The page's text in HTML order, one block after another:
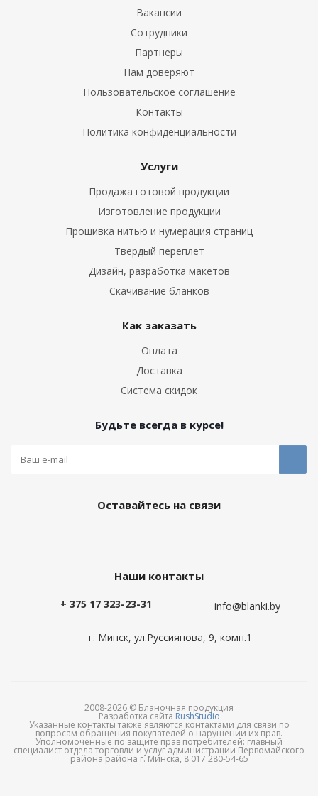
Вакансии
Сотрудники
Партнеры
Нам доверяют
Пользовательское соглашение
Контакты
Политика конфиденциальности
Услуги
Продажа готовой продукции
Изготовление продукции
Прошивка нитью и нумерация страниц
Твердый переплет
Дизайн, разработка макетов
Скачивание бланков
Как заказать
Оплата
Доставка
Система скидок
Будьте всегда в курсе!
Оставайтесь на связи
Наши контакты
+ 375 17 323-23-31 info@blanki.by
г. Минск, ул.Руссиянова, 9, комн.1
2008-2026 © Бланочная продукция
Разработка сайта RushStudio
Указанные контакты также являются контактами для связи по
вопросам обращения покупателей о нарушении их прав.
Уполномоченные по защите прав потребителей: главный
специалист отдела торговли и услуг администрации Первомайского
района района г. Минска, 8 017 280-54-65